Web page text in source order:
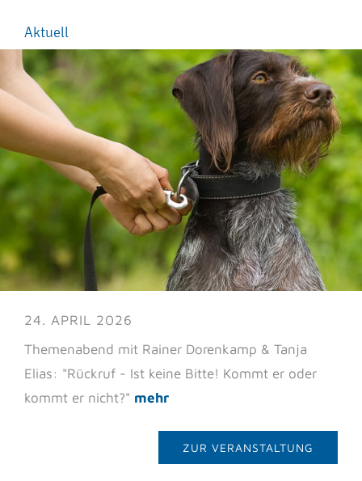
Aktuell
24. APRIL 2026
Themenabend mit Rainer Dorenkamp & Tanja
Elias: "Rückruf - Ist keine Bitte! Kommt er oder
kommt er nicht?" mehr
ZUR VERANSTALTUNG